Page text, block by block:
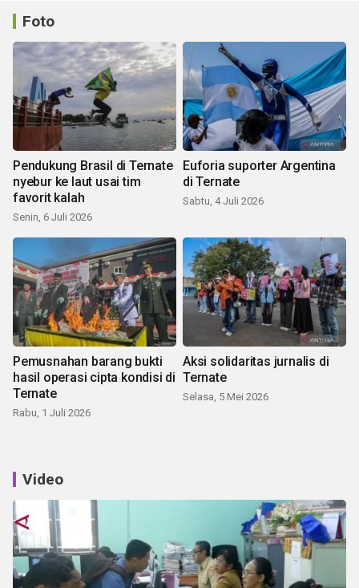
Foto
Pendukung Brasil di Ternate
nyebur ke laut usai tim
favorit kalah
Senin, 6 Juli 2026
Euforia suporter Argentina
di Ternate
Sabtu, 4 Juli 2026
Pemusnahan barang bukti
hasil operasi cipta kondisi di
Ternate
Rabu, 1 Juli 2026
Aksi solidaritas jurnalis di
Ternate
Selasa, 5 Mei 2026
Video